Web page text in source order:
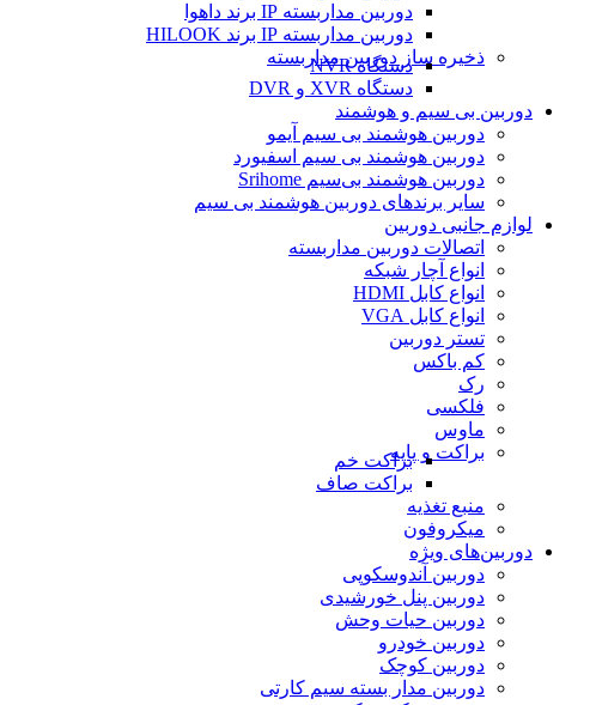
دوربین مداربسته IP برند داهوا
دوربین مداربسته IP برند HILOOK
ذخیره ساز دوربین مداربسته
دستگاه NVR
دستگاه XVR و DVR
دوربین بی سیم و هوشمند
دوربین هوشمند بی سیم آیمو
دوربین هوشمند بی سیم اسفیورد
دوربین هوشمند بی‌سیم Srihome
سایر برندهای دوربین هوشمند بی سیم
لوازم جانبی دوربین
اتصالات دوربین مداربسته
انواع آچار شبکه
انواع کابل HDMI
انواع کابل VGA
تستر دوربین
کم باکس
رک
فلکسی
ماوس
براکت و پایهبراکت خم
براکت صاف
منبع تغذیه
میکروفون
دوربین‌های ویژه
دوربین آندوسکوپی
دوربین پنل خورشیدی
دوربین حیات وحش
دوربین خودرو
دوربین کوچک
دوربین مدار بسته سیم کارتی